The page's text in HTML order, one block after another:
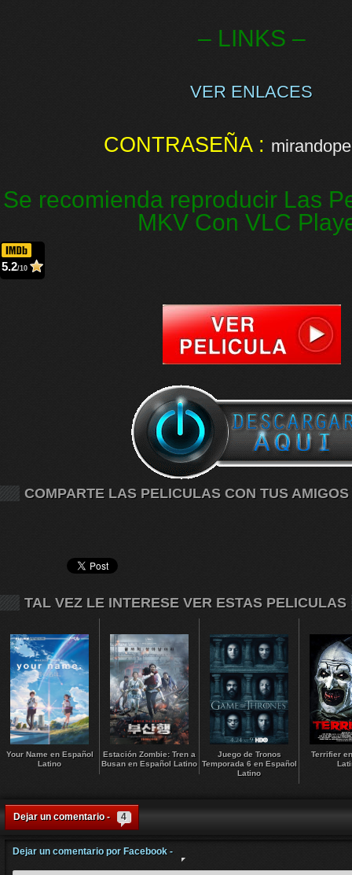
– LINKS –
VER ENLACES
CONTRASEÑA :
Se recomienda reproducir Las
MKV Con VLC
5.2/10
COMPARTE LAS PELICULAS CON TUS AMIGOS
TAL VEZ LE INTERESE VER ESTAS PELICULAS
Your Name en Español
Latino
Estación Zombie: Tren a
Busan en Español Latino
Juego de Tronos
Temporada 6 en Español
Latino
Terrifier
Dejar un comentario - 4
Dejar un comentario por Facebook -